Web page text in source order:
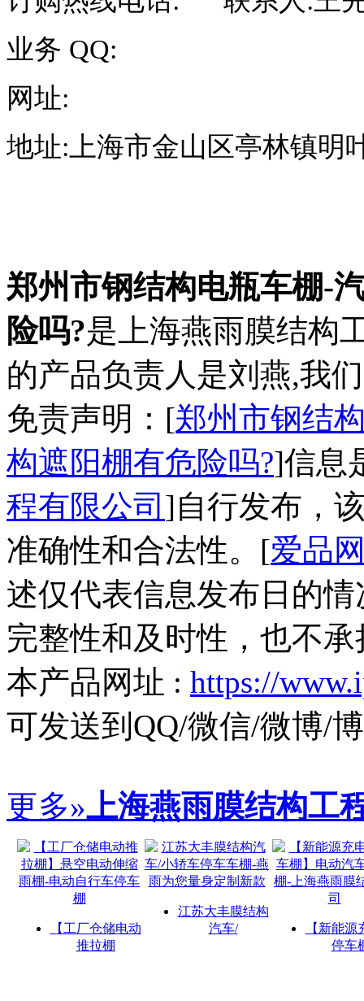
业务 QQ:
网址:
地址:上海市金山区亭林镇明
郑州市钢结构电瓶车棚-
险吗?是上海燕雨膜结构
的产品负责人是刘燕,我
免责声明：[郑州市钢结
构遮阳棚有危险吗?]信息
程有限公司 ]自行发布，
准确性和合法性。[爱品
述仅代表信息发布日的
完整性和及时性，也不
本产品网址 : https://
可发送到QQ/微信/微博/
更多»上海燕雨膜结构工
【工厂仓储电动
推拉棚
江苏大丰膜结构
汽车/
【新能源
停车